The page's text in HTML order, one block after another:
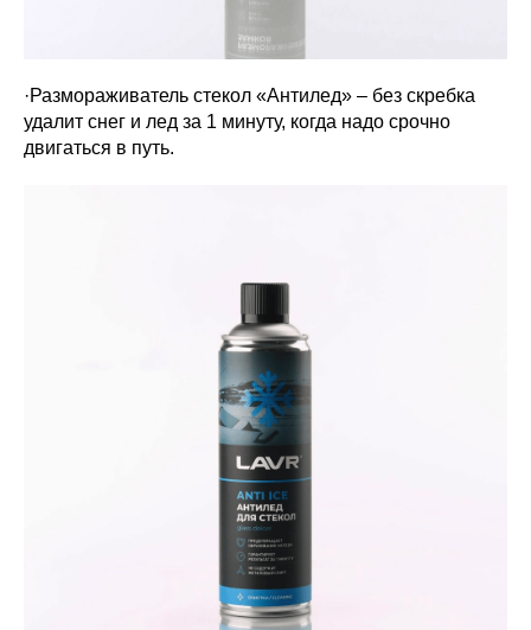
·Размораживатель стекол «Антилед» – без скребка
удалит снег и лед за 1 минуту, когда надо срочно
двигаться в путь.